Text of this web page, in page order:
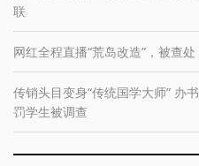
联
网红全程直播“荒岛改造”，被查处
传销头目变身“传统国学大师” 办
罚学生被调查